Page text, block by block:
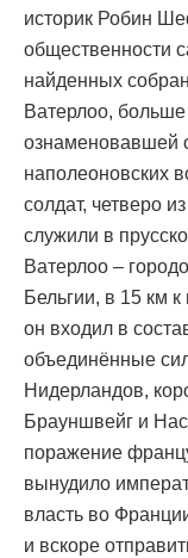
историк Робин
общественности
найденных
Ватерлоо, больше
ознаменовавшей
наполеоновских
солдат, четверо
служили в
Ватерлоо –
Бельгии, в 15 км
он входил в
объединённые
Нидерландов,
Брауншвейг и
поражение
вынудило
власть во
и вскоре